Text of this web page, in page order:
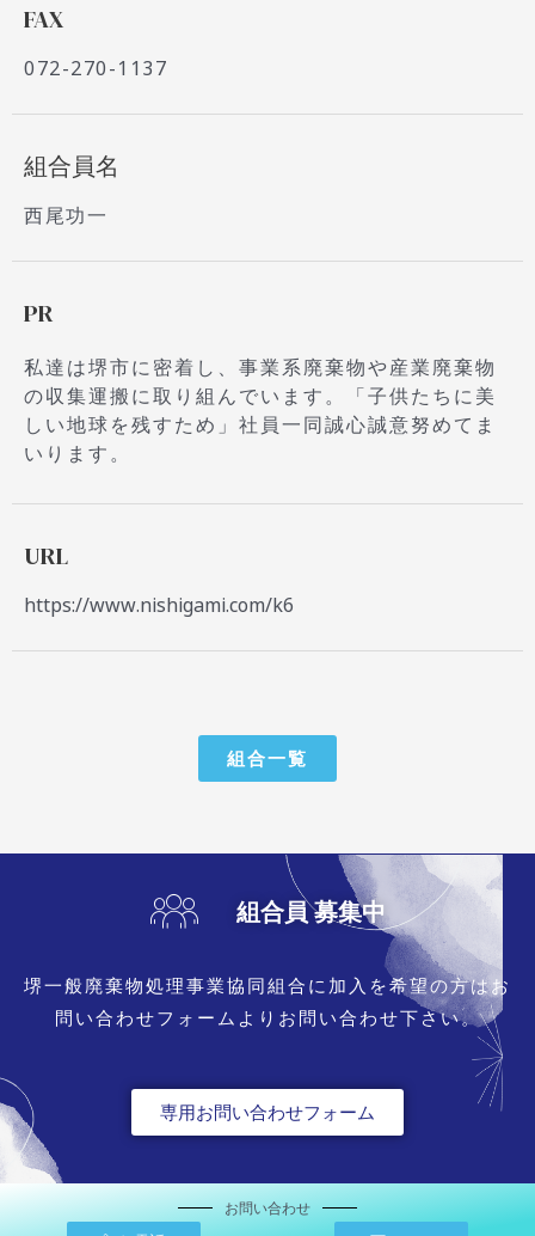
FAX
072-270-1137
組合員名
西尾功一
PR
私達は堺市に密着し、事業系廃棄物や産業廃棄物
の収集運搬に取り組んでいます。「子供たちに美
しい地球を残すため」社員一同誠心誠意努めてま
いります。
URL
https://www.nishigami.com/k6
組合一覧
組合員 募集中
堺一般廃棄物処理事業協同組合に加入を希望の方はお
問い合わせフォームよりお問い合わせ下さい。
専用お問い合わせフォーム
お問い合わせ